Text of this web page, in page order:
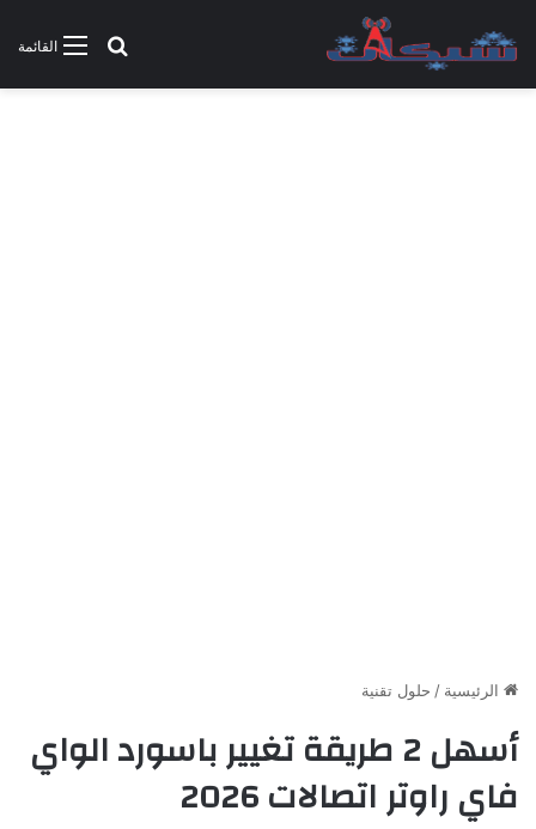
القائمةبحث عن
الرئيسية / حلول تقنية
أسهل 2 طريقة تغيير باسورد الواي
فاي راوتر اتصالات 2026